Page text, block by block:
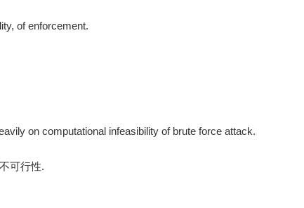
of enforcement.
on computational infeasibility of brute force attack.
可行性.